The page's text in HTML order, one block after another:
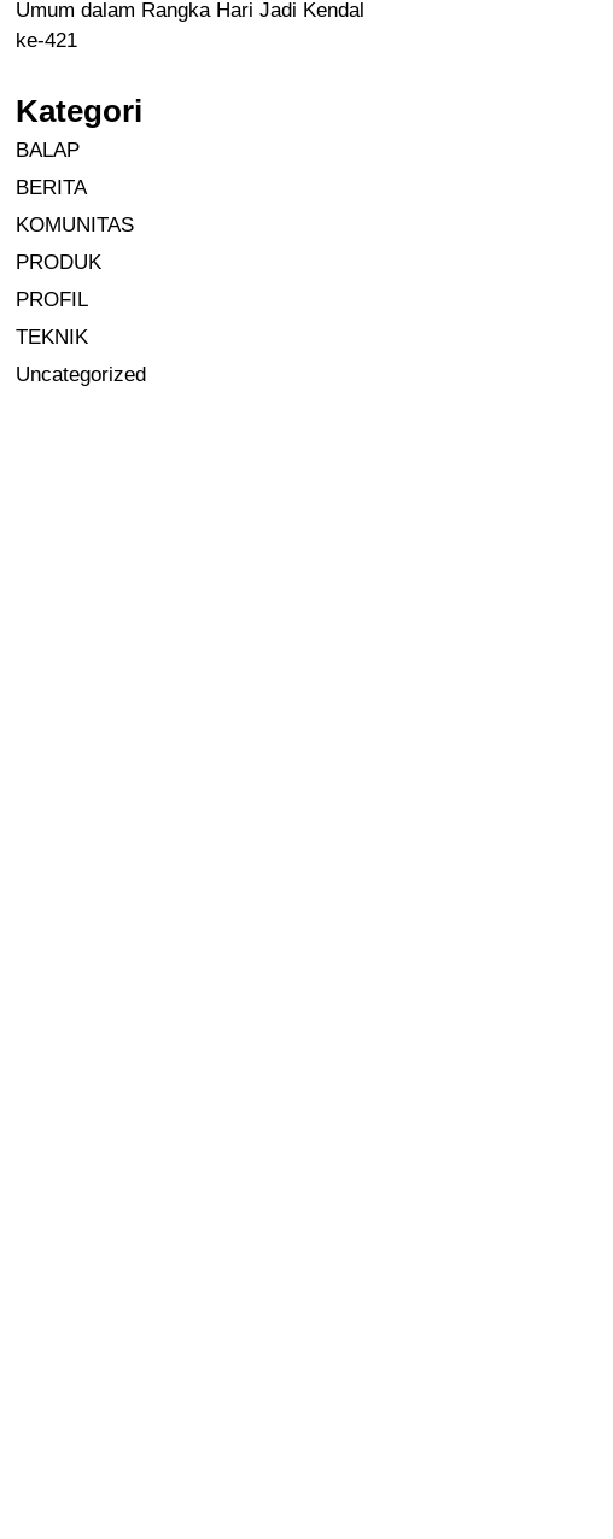
Umum dalam Rangka Hari Jadi Kendal
ke-421
Kategori
BALAP
BERITA
KOMUNITAS
PRODUK
PROFIL
TEKNIK
Uncategorized